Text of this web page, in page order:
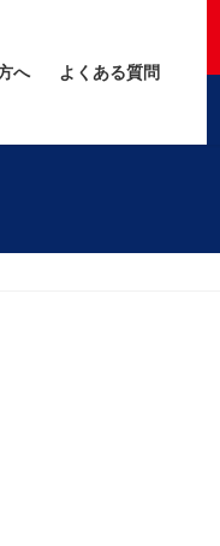
へ よくある質問